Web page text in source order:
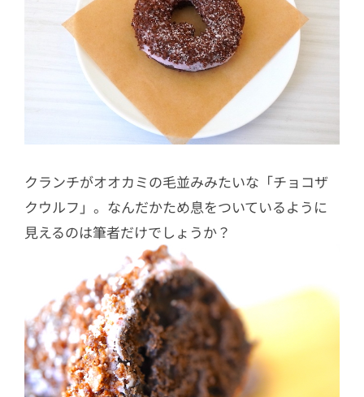
クランチがオオカミの毛並みみたいな「チョコザ
クウルフ」。なんだかため息をついているように
見えるのは筆者だけでしょうか？